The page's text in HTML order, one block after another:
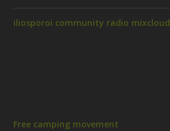
iliosporoi community radio mixcloud
Free camping movement